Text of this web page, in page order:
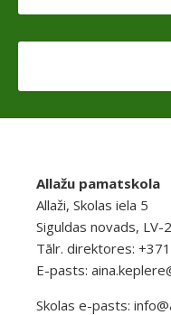
Allažu pamatskola
Allaži, Skolas iela 5
Siguldas novads, LV-
Tālr. direktores:
E-pasts:
Skolas e-pasts: